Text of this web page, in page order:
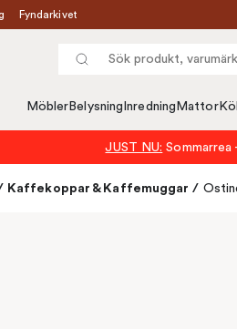
Fyndarkivet
Möbler Belysning Inredning Mattor
JUST NU:
Kaffekoppar & Kaffemuggar /